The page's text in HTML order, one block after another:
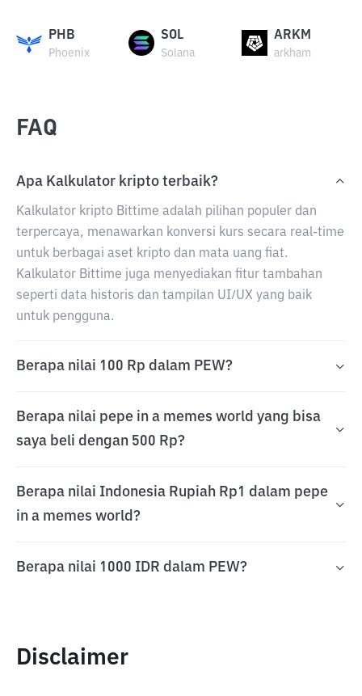
PHB
Phoenix
SOL
Solana
ARKM
arkham
FAQ
Apa Kalkulator kripto terbaik?
Kalkulator kripto Bittime adalah pilihan populer dan
terpercaya, menawarkan konversi kurs secara real-time
untuk berbagai aset kripto dan mata uang fiat.
Kalkulator Bittime juga menyediakan fitur tambahan
seperti data historis dan tampilan UI/UX yang baik
untuk pengguna.
Berapa nilai 100 Rp dalam PEW?
Berapa nilai pepe in a memes world yang bisa
saya beli dengan 500 Rp?
Berapa nilai Indonesia Rupiah Rp1 dalam pepe
in a memes world?
Berapa nilai 1000 IDR dalam PEW?
Disclaimer